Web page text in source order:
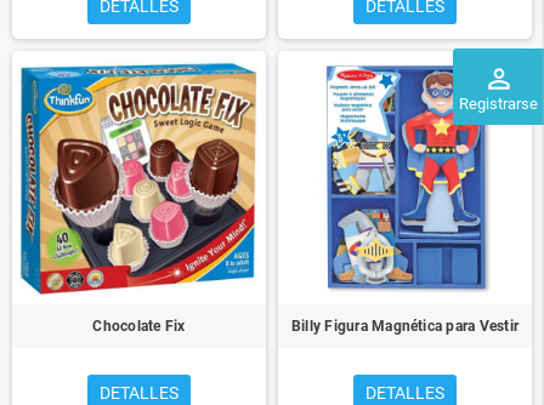
perm_identity
Registrarse
DETALLES DETALLES
Chocolate Fix
DETALLES
Billy Figura Magnética para Vestir
DETALLES